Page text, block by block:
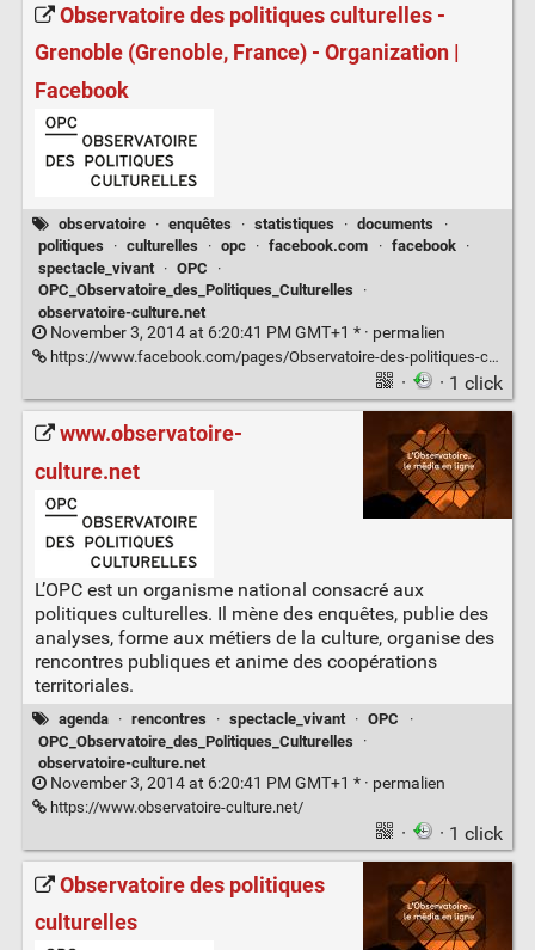
Observatoire des politiques culturelles -
Grenoble (Grenoble, France) - Organization |
Facebook
observatoire · enquêtes · statistiques · documents
·
politiques
· culturelles · opc · facebook.com · facebook
·
spectacle_vivant
· OPC
·
OPC_Observatoire_des_Politiques_Culturelles
·
observatoire-culture.net
November 3, 2014 at 6:20:41 PM GMT+1 * · permalien
https://www.facebook.com/pages/Observatoire-des-politiques-culturelles/720954121253987?ref=ts&fref=ts
· · 1 click
www.observatoire-
culture.net
L’OPC est un organisme national consacré aux
politiques culturelles. Il mène des enquêtes, publie des
analyses, forme aux métiers de la culture, organise des
rencontres publiques et anime des coopérations
territoriales.
agenda · rencontres · spectacle_vivant · OPC
·
OPC_Observatoire_des_Politiques_Culturelles
·
observatoire-culture.net
November 3, 2014 at 6:20:41 PM GMT+1 * · permalien
https://www.observatoire-culture.net/
· · 1 click
Observatoire des politiques
culturelles